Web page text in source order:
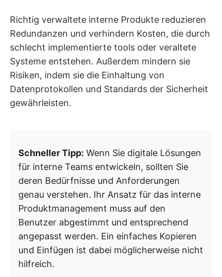
Richtig verwaltete interne Produkte reduzieren
Redundanzen und verhindern Kosten, die durch
schlecht implementierte tools oder veraltete
Systeme entstehen. Außerdem mindern sie
Risiken, indem sie die Einhaltung von
Datenprotokollen und Standards der Sicherheit
gewährleisten.
Schneller Tipp: Wenn Sie digitale Lösungen
für interne Teams entwickeln, sollten Sie
deren Bedürfnisse und Anforderungen
genau verstehen. Ihr Ansatz für das interne
Produktmanagement muss auf den
Benutzer abgestimmt und entsprechend
angepasst werden. Ein einfaches Kopieren
und Einfügen ist dabei möglicherweise nicht
hilfreich.